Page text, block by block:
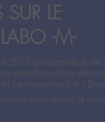
LE
-M-
2015 des centaines et des
vieux Forum laisse
labohémien‧ne‧s: le « Dix-
disponibles à la